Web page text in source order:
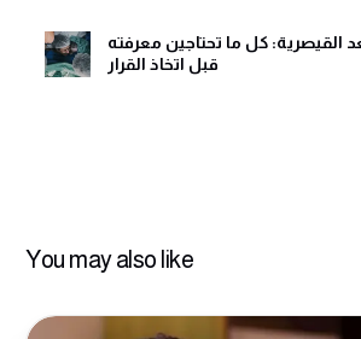
القيصرية: كل ما تحتاجين معرفته
قبل اتخاذ القرار
You may also like